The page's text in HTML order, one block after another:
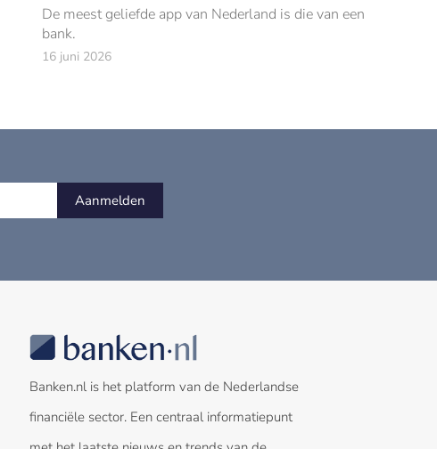
De meest geliefde app van Nederland is die van een
bank.
16 juni 2026
Aanmelden
Banken.nl is het platform van de Nederlandse
financiële sector. Een centraal informatiepunt